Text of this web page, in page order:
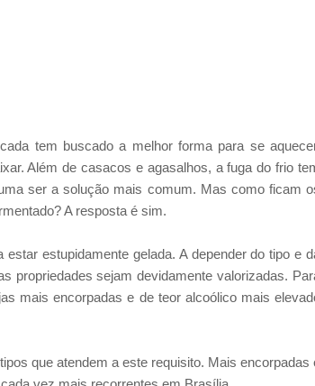
tem buscado a melhor forma para se
Além de casacos e agasalhos, a fuga do frio
ser a solução mais comum. Mas como ficam
A resposta é sim.
estupidamente gelada. A depender do tipo e
propriedades sejam devidamente valorizadas.
mais encorpadas e de teor alcoólico mais
que atendem a este requisito. Mais encorpadas